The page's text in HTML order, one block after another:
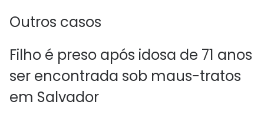
Outros casos
Filho é preso após idosa de 71 anos
ser encontrada sob maus-tratos
em Salvador